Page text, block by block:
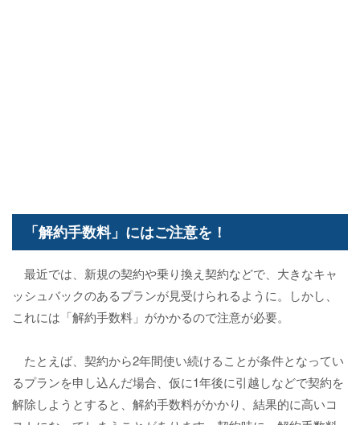
「解約手数料」にはご注意を！
最近では、新規の契約や乗り換え契約などで、大きなキャ
ッシュバックのあるプランが見受けられるように。しかし、
これには「解約手数料」がかかるので注意が必要。
たとえば、契約から2年間使い続けることが条件となってい
るプランを申し込んだ場合、仮に1年後に引越しなどで契約を
解除しようとすると、解約手数料がかかり、結果的に高いコ